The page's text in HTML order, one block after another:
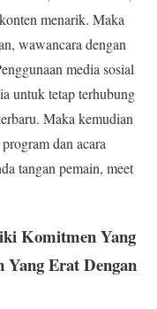
menarik. Maka
wawancara dengan
media sosial
untuk tetap terhubung
Maka kemudian
dan acara
tangan pemain, meet
Komitmen Yang
Erat Dengan